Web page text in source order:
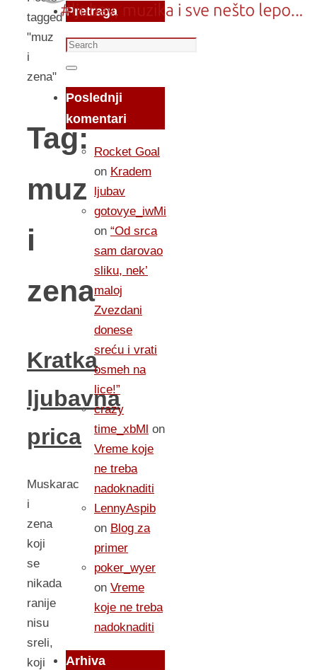
tagged
"muz
i
zena"
Tag:
muz
i
zena
Kratka
ljubavna
prica
Muskarac
i
zena
koji
se
nikada
ranije
nisu
sreli,
koji
Pretraga
Search
for:
Search
Poslednji
komentari
Rocket Goal
on Kradem
ljubav
gotovye_iwMi
on “Od srca
sam darovao
sliku, nek’
maloj
Zvezdani
donese
sreću i vrati
osmeh na
lice!”
crazy
time_xbMl on
Vreme koje
ne treba
nadoknaditi
LennyAspib
on Blog za
primer
poker_wyer
on Vreme
koje ne treba
nadoknaditi
Arhiva